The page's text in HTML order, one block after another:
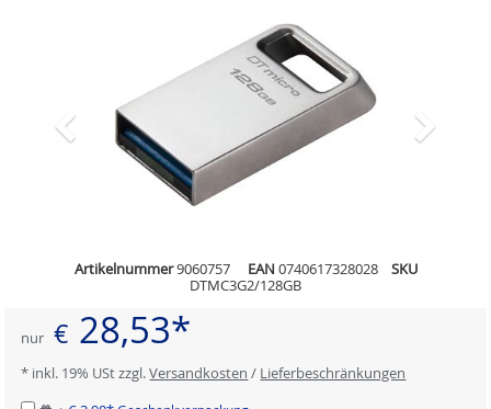
Artikelnummer9060757 EAN 0740617328028
SKU
DTMC3G2/128GB
nur € 28,53*
* inkl. 19% USt zzgl.Versandkosten / Lieferbeschränkungen